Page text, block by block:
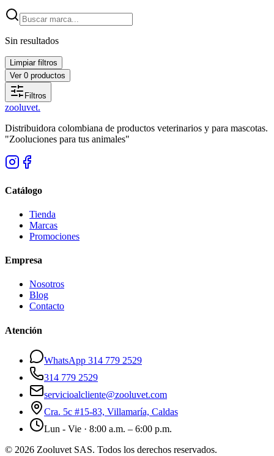
Sin resultados
Limpiar filtros
Ver 0 productos
Filtros
zooluvet.
Distribuidora colombiana de productos veterinarios y para mascotas.
"Zooluciones para tus animales"
Catálogo
Tienda
Marcas
Promociones
Empresa
Nosotros
Blog
Contacto
Atención
WhatsApp 314 779 2529
314 779 2529
servicioalcliente@zooluvet.com
Cra. 5c #15-83, Villamaría, Caldas
Lun - Vie · 8:00 a.m. – 6:00 p.m.
© 2026 Zooluvet SAS. Todos los derechos reservados.